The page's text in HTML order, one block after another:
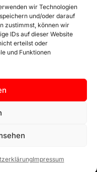
wir Technologien
und/oder darauf
zustimmst, können wir
IDs auf dieser Website
erteilst oder
und Funktionen
Impressum
|Impressum